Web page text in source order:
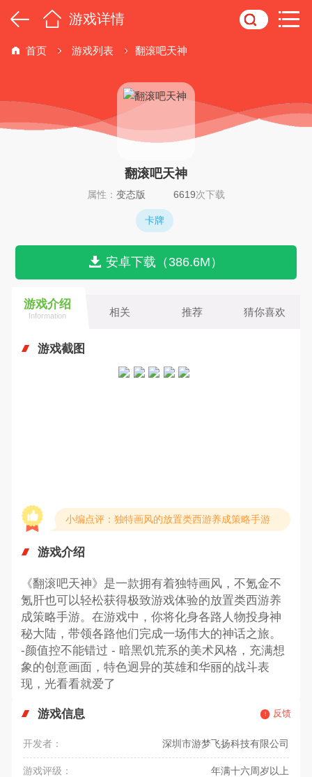
游戏详情
首页 游戏列表 翻滚吧天神
翻滚吧天神
属性： 变态版 6619次下载
卡牌
安卓下载（386.6M）
游戏介绍
Information 相关 推荐 猜你喜欢
游戏截图
小编点评：独特画风的放置类西游养成策略手游
游戏介绍
《翻滚吧天神》是一款拥有着独特画风，不氪金不
氪肝也可以轻松获得极致游戏体验的放置类西游养
成策略手游。在游戏中，你将化身各路人物投身神
秘大陆，带领各路他们完成一场伟大的神话之旅。
-颜值控不能错过 - 暗黑饥荒系的美术风格，充满想
象的创意画面，特色迥异的英雄和华丽的战斗表
现，光看看就爱了
游戏信息 反馈
开发者： 深圳市游梦飞扬科技有限公司
游戏评级： 年满十六周岁以上